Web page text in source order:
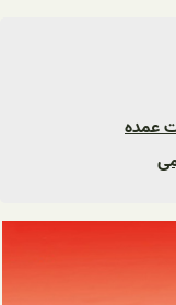
عمده